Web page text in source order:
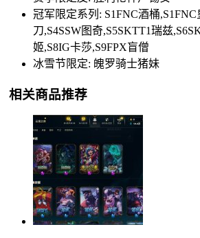
冠军限定系列: S1FNC酒桶,S1FNC
刀,S4SSW图奇,S5SKTT1瑞兹
姬,S8IG卡莎,S9FPX盲僧
冰雪节限定: 魄罗骑士猪妹
相关商品推荐